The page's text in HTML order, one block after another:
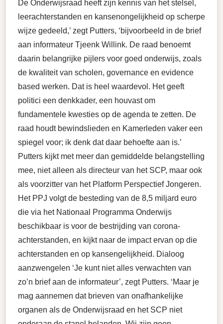
De Onderwijsraad heeft zijn kennis van het stelsel,
leerachterstanden en kansenongelijkheid op scherpe
wijze gedeeld,’ zegt Putters, ‘bijvoorbeeld in de brief
aan informateur Tjeenk Willink. De raad benoemt
daarin belangrijke pijlers voor goed onderwijs, zoals
de kwaliteit van scholen, governance en evidence
based werken. Dat is heel waardevol. Het geeft
politici een denkkader, een houvast om
fundamentele kwesties op de agenda te zetten. De
raad houdt bewindslieden en Kamerleden vaker een
spiegel voor; ik denk dat daar behoefte aan is.’
Putters kijkt met meer dan gemiddelde belangstelling
mee, niet alleen als directeur van het SCP, maar ook
als voorzitter van het Platform Perspectief Jongeren.
Het PPJ volgt de besteding van de 8,5 miljard euro
die via het Nationaal Programma Onderwijs
beschikbaar is voor de bestrijding van corona-
achterstanden, en kijkt naar de impact ervan op die
achterstanden en op kansengelijkheid. Dialoog
aanzwengelen ‘Je kunt niet alles verwachten van
zo’n brief aan de informateur’, zegt Putters. ‘Maar je
mag aannemen dat brieven van onafhankelijke
organen als de Onderwijsraad en het SCP niet